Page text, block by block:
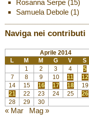
Rosanna Serpe(15)
Samuela Debole(1)
Naviga nei contributi
Aprile 2014
L
M M G V S
1
2 3 4 5
7
8 9 10 11 12
14
15 16 17 18 19
21
22 23 24 25 26
28
29 30
« Mar Mag »